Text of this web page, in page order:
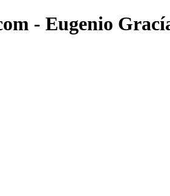
- Eugenio